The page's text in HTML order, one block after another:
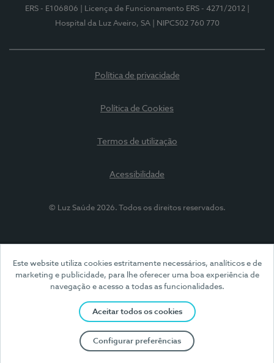
Este website utiliza cookies estritamente necessários, analíticos e de
marketing e publicidade, para lhe oferecer uma boa experiência de
navegação e acesso a todas as funcionalidades.
Aceitar todos os cookies
Configurar preferências
ERS - E106806
| Licença de Funcionamento ERS - 4271/2012
Hospital da Luz Aveiro, SA
| NIPC502 760 770
Política de privacidade
Política de Cookies
Termos de utilização
Acessibilidade
© Luz Saúde 2026. Todos os direitos reservados.